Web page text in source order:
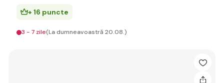
+ 16 puncte
3 - 7 zile(La dumneavoastră 20.08.)